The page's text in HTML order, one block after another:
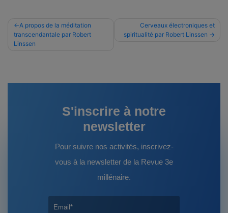
Navigation
de
A propos de la méditation
transcendantale par Robert
Linssen
Cerveaux électroniques et
spiritualité par Robert Linssen
S'inscrire à notre
newsletter
Pour suivre nos activités, inscrivez-
vous à la newsletter de la Revue 3e
millénaire.